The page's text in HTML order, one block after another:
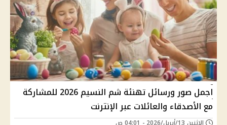
اجمل صور ورسائل تهنئة شم النسيم 2026 للمشاركة
مع الأصدقاء والعائلات عبر الإنترنت
الإثنين 13/أبريل/2026 - 04:01 ص